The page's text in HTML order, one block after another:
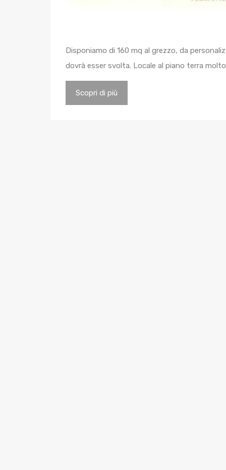
Disponiamo di 160 mq al grezzo, da
dovrà esser svolta. Locale al piano terra
Scopri di più